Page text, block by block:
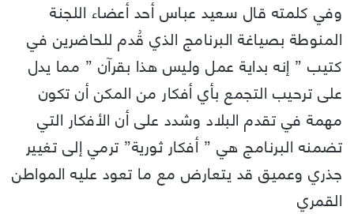
وفي كلمته قال سعيد عباس أحد أعضاء اللجنة
المنوطة بصياغة البرنامج الذي قُدم للحاضرين في
كتيب ” إنه بداية عمل وليس هذا بقرآن ” مما يدل
على ترحيب التجمع بأي أفكار من المكن أن تكون
مهمة في تقدم البلاد وشدد على أن الأفكار التي
تضمنه البرنامج هي ” أفكار ثورية” ترمي إلى تغيير
جذري وعميق قد يتعارض مع ما تعود عليه المواطن
القمري